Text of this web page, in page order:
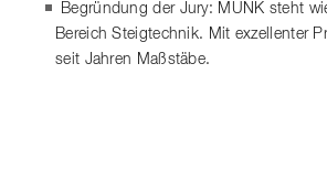
Begründung der Jury: MUNK steht
Bereich Steigtechnik. Mit exzellenter
seit Jahren Maßstäbe.